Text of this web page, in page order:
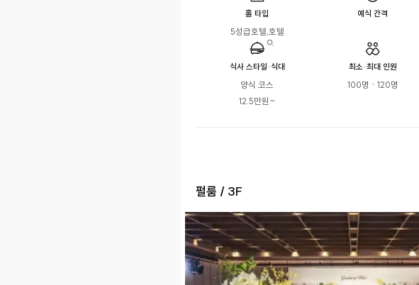
홀 타입
5성급호텔,호텔
예식 간격
식사 스타일·식대
양식 코스
12.5만원~
최소·최대 인원
100명 · 120명
펄룸 / 3F